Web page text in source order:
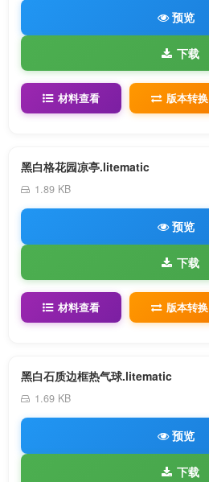
预览
下载
材料查看 版本转换
黑白格花园凉亭.litematic
1.89 KB
预览
下载
材料查看 版本转换
黑白石质边框热气球.litematic
1.69 KB
预览
下载